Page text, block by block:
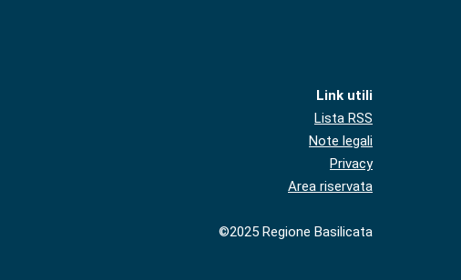
Link utili
Lista RSS
Note legali
Privacy
Area riservata
©2025 Regione Basilicata